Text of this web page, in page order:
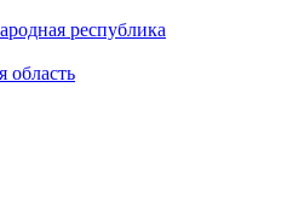
республика
область